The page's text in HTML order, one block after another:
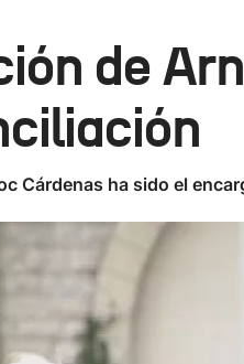
de
Cárdenas ha sido el